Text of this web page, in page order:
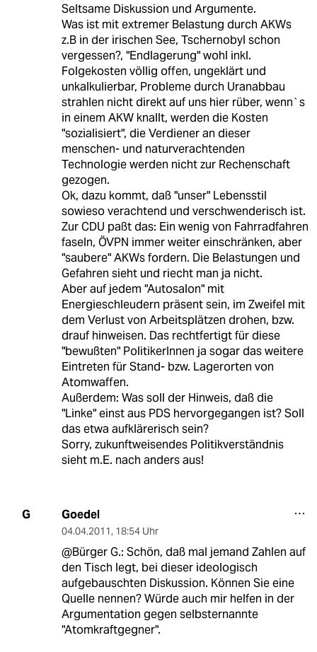
Seltsame Diskussion und Argumente.
Was ist mit extremer Belastung durch AKWs
z.B in der irischen See, Tschernobyl schon
vergessen?, "Endlagerung" wohl inkl.
Folgekosten völlig offen, ungeklärt und
unkalkulierbar, Probleme durch Uranabbau
strahlen nicht direkt auf uns hier rüber, wenn`s
in einem AKW knallt, werden die Kosten
"sozialisiert", die Verdiener an dieser
menschen- und naturverachtenden
Technologie werden nicht zur Rechenschaft
gezogen.
Ok, dazu kommt, daß "unser" Lebensstil
sowieso verachtend und verschwenderisch ist.
Zur CDU paßt das: Ein wenig von Fahrradfahren
faseln, ÖVPN immer weiter einschränken, aber
"saubere" AKWs fordern. Die Belastungen und
Gefahren sieht und riecht man ja nicht.
Aber auf jedem "Autosalon" mit
Energieschleudern präsent sein, im Zweifel mit
dem Verlust von Arbeitsplätzen drohen, bzw.
drauf hinweisen. Das rechtfertigt für diese
"bewußten" PolitikerInnen ja sogar das weitere
Eintreten für Stand- bzw. Lagerorten von
Atomwaffen.
Außerdem: Was soll der Hinweis, daß die
"Linke" einst aus PDS hervorgegangen ist? Soll
das etwa aufklärerisch sein?
Sorry, zukunftweisendes Politikverständnis
sieht m.E. nach anders aus!
G Goedel
04.04.2011, 18:54 Uhr
@Bürger G.: Schön, daß mal jemand Zahlen auf
den Tisch legt, bei dieser ideologisch
aufgebauschten Diskussion. Können Sie eine
Quelle nennen? Würde auch mir helfen in der
Argumentation gegen selbsternannte
"Atomkraftgegner".